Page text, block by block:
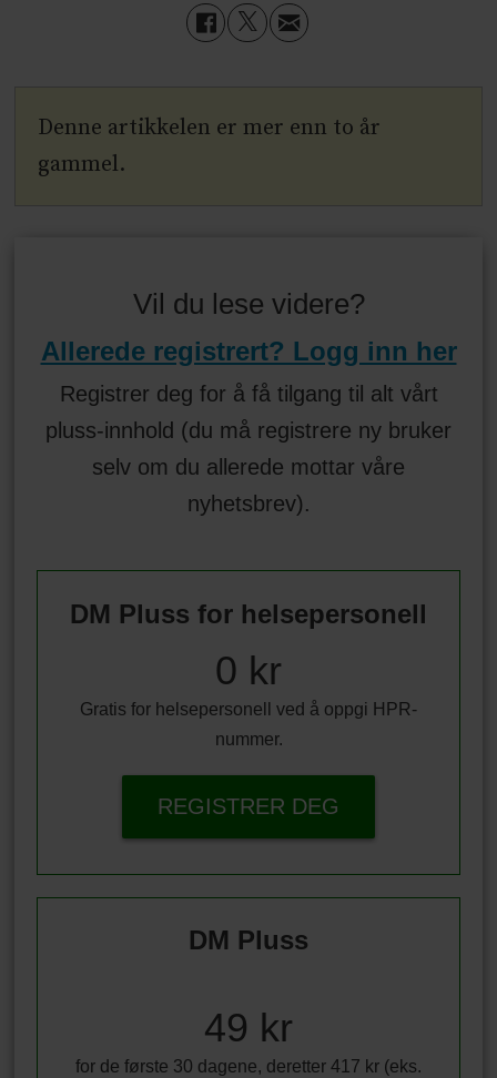
Denne artikkelen er mer enn to år
gammel.
Vil du lese videre?
Allerede registrert? Logg inn her
Registrer deg for å få tilgang til alt vårt
pluss-innhold (du må registrere ny bruker
selv om du allerede mottar våre
nyhetsbrev).
DM Pluss for helsepersonell
0 kr
Gratis for helsepersonell ved å oppgi HPR-
nummer.
REGISTRER DEG
DM Pluss
49 kr
for de første 30 dagene, deretter 417 kr (eks.